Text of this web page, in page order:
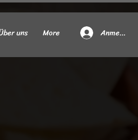
uns More Anmelden